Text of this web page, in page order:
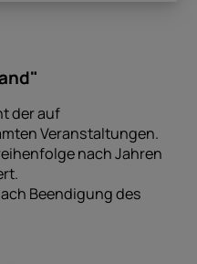
der auf
Veranstaltungen.
nach Jahren
Beendigung des